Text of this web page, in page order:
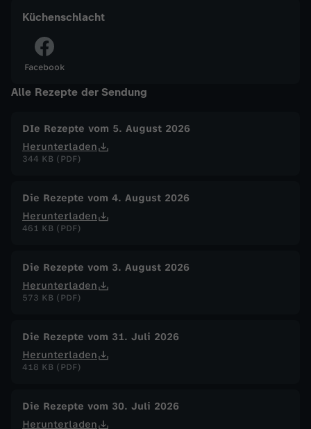
r
k
e
n
s
a
l
a
t
s
Küchenschlacht
Facebook
Alle Rezepte der Sendung
DIe Rezepte vom 5. August 2026
Herunterladen
344 KB (PDF)
Die Rezepte vom 4. August 2026
Herunterladen
461 KB (PDF)
Die Rezepte vom 3. August 2026
Herunterladen
573 KB (PDF)
Die Rezepte vom 31. Juli 2026
Herunterladen
418 KB (PDF)
Die Rezepte vom 30. Juli 2026
Herunterladen